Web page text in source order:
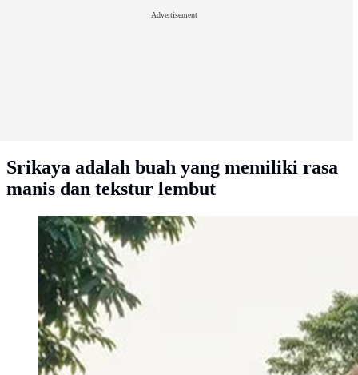
Advertisement
Srikaya adalah buah yang memiliki rasa
manis dan tekstur lembut